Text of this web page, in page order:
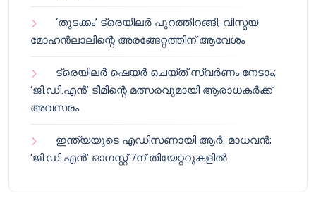
‘തുടക്കം’ ട്രെയിലർ പുറത്തിറങ്ങി; വിസ്മയ
മോഹൻലാലിന്റെ അരങ്ങേറ്റത്തിന് ആവേശം
ട്രെയിലർ ഷെയർ ചെയ്‌ത് സ്വർണം നേടാം;
‘ജി.ഡി.എൻ’ ടീമിന്റെ മത്സരവുമായി ആരാധകർക്ക്
അവസരം
ഇന്ത്യയുടെ എഡിസണായി ആർ. മാധവൻ;
‘ജി.ഡി.എൻ’ ഓഗസ്റ്റ് 7ന് തിയേറ്ററുകളിൽ